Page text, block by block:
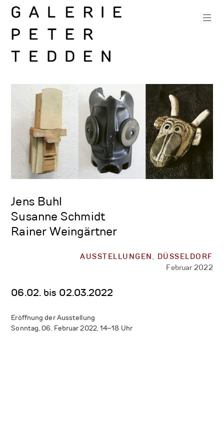
Zum
Inhalt
springen
Galerie
Peter
Tedden
Jens Buhl
Susanne Schmidt
Rainer Weingärtner
AUSSTELLUNGEN
DÜSSELDORF
Februar 2022
06.02. bis 02.03.2022
Eröffnung der Ausstellung
Sonntag, 06. Februar 2022, 14–18 Uhr